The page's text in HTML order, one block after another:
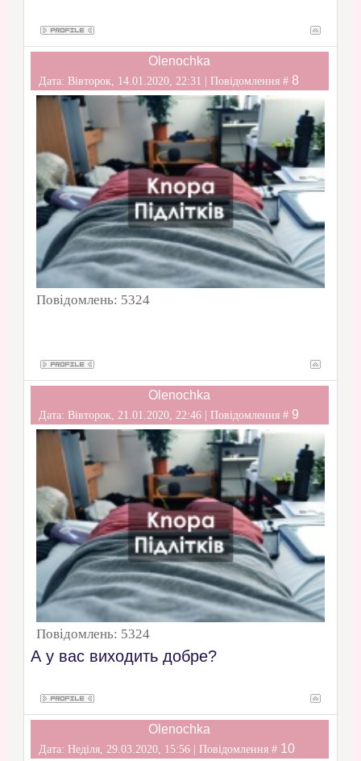
Olenochka
Дата: Вівторок, 14.01.2020, 22:31 | Повідомлення # 8
Повідомлень: 5324
Olenochka
Дата: Вівторок, 21.01.2020, 22:46 | Повідомлення # 9
Повідомлень: 5324
А у вас виходить добре?
Olenochka
Дата: Неділя, 29.03.2020, 15:56 | Повідомлення # 10